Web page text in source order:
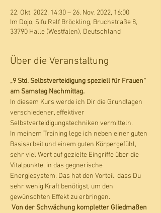
22. Okt. 2022, 14:30 – 26. Nov. 2022, 16:00
Im Dojo, Sifu Ralf Bröckling, Bruchstraße 8,
33790 Halle (Westfalen), Deutschland
Über die Veranstaltung
„9 Std. Selbstverteidigung speziell für Frauen“
am Samstag Nachmittag.
In diesem Kurs werde ich Dir die Grundlagen
verschiedener, effektiver
Selbstverteidigungstechniken vermitteln.
In meinem Training lege ich neben einer guten
Basisarbeit und einem guten Körpergefühl,
sehr viel Wert auf gezielte Eingriffe über die
Vitalpunkte, in das gegnerische
Energiesystem. Das hat den Vorteil, dass Du
sehr wenig Kraft benötigst, um den
gewünschten Effekt zu erbringen.
Von der Schwächung kompletter Gliedmaßen